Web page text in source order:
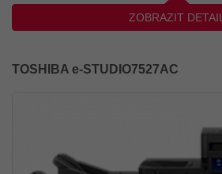
ZOBRAZIT DETAIL
TOSHIBA e-STUDIO7527AC